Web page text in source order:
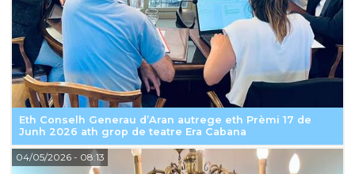
Eth Conselh Generau d’Aran autrege eth Prèmi 17 de
Junh 2026 ath grop de teatre Era Cabana
04/05/2026- 08:13